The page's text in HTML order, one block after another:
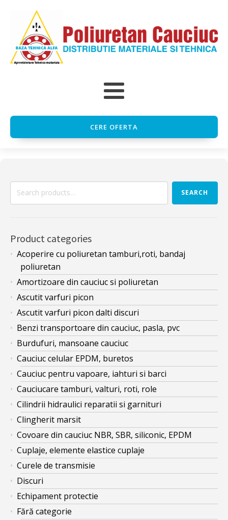
CERE OFERTA
Search
SEARCH
Product categories
Acoperire cu poliuretan tamburi,roti, bandaj
poliuretan
Amortizoare din cauciuc si poliuretan
Ascutit varfuri picon
Ascutit varfuri picon dalti discuri
Benzi transportoare din cauciuc, pasla, pvc
Burdufuri, mansoane cauciuc
Cauciuc celular EPDM, buretos
Cauciuc pentru vapoare, iahturi si barci
Cauciucare tamburi, valturi, roti, role
Cilindrii hidraulici reparatii si garnituri
Clingherit marsit
Covoare din cauciuc NBR, SBR, siliconic, EPDM
Cuplaje, elemente elastice cuplaje
Curele de transmisie
Discuri
Echipament protectie
Fără categorie